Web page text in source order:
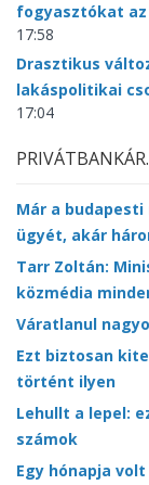
fogyasztókat
17:58
Drasztikus
lakáspolitikai
17:04
Már a
ügyét, akár
Tarr Zoltán:
közmédia
Váratlanul
Ezt biztosan
történt ilyen
Lehullt a lepel:
számok
Egy hónapja